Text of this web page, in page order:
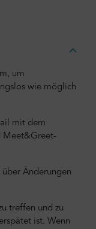
um
wie möglich
mit dem
Meet&Greet-
über Änderungen
treffen und zu
ist. Wenn